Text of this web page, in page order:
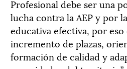
Profesional debe ser una
lucha contra la AEP y por
educativa efectiva, por eso
incremento de plazas,
formación de calidad y